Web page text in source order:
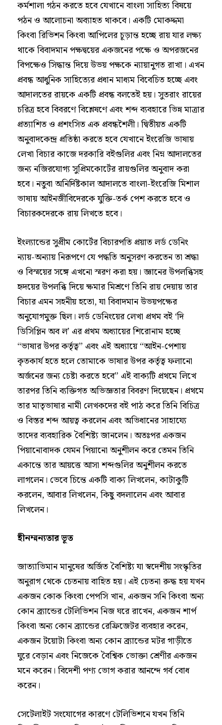
কর্মশালা গঠন করতে হবে যেখানে বাংলা সাহিত্য বিষয়ে
পঠন ও আলোচনা অব্যাহত থাকবে। একটি মোকদ্দমা
কিংবা রিভিশন কিংবা আপিলের চূড়ান্ত হচ্ছে রায় যার লক্ষ্য
থাকে বিবাদমান পক্ষদ্বয়ের একজনের পক্ষে ও অপরজনের
বিপক্ষেও সিদ্ধান্ত দিয়ে উভয় পক্ষকে ন্যায়ানুগত রাখা। এখন
প্রবন্ধ আধুনিক সাহিত্যের প্রধান মাধ্যম বিবেচিত হচ্ছে এবং
আদালতের রায়কে একটি প্রবন্ধ বলতেই হয়। সুতরাং রায়ের
চরিত্র হবে বিবরণে বিশ্লেষণে এবং শব্দ ব্যবহারে ভিন্ন মাত্রার
প্রত্যাশিত ও প্রশংসিত এক প্রবন্ধশৈলী। দ্বিতীয়ত একটি
অনুবাদকেন্দ্র প্রতিষ্ঠা করতে হবে যেখানে ইংরেজি ভাষায়
লেখা বিচার কাজে দরকারি বইগুলির এবং নিম্ন আদালতের
জন্য নজিরযোগ্য সুপ্রিমকোর্টের রায়গুলির অনুবাদ করা
হবে। নতুবা অনির্দিষ্টকাল আদালতে বাংলা-ইংরেজি মিশাল
ভাষায় আইনজীবিদেরকে যুক্তি-তর্ক পেশ করতে হবে ও
বিচারকদেরকে রায় লিখতে হবে।
ইংল্যান্ডের সুপ্রীম কোর্টের বিচারপতি প্রয়াত লর্ড ডেনিং
ন্যায়-অন্যায় নিরূপণে যে পদ্ধতি অনুসরণ করতেন তা শ্রদ্ধা
ও বিস্ময়ের সঙ্গে এখনো স্মরণ করা হয়। জ্ঞানের উপলব্ধিসহ
হৃদয়ের উপলব্ধি দিয়ে ক্ষমার মিশ্রণে তিনি রায় দেয়ায় তার
বিচার এমন সহনীয় হতো, যা বিবাদমান উভয়পক্ষের
অনুযোগমুক্ত ছিল। লর্ড ডেনিংয়ের লেখা প্রথম বই ‘দি
ডিসিপ্লিন অব ল’ এর প্রথম অধ্যায়ের শিরোনাম হচ্ছে
“ভাষার উপর কর্তৃত্ব” এবং এই অধ্যায়ে “আইন-পেশায়
কৃতকার্য হতে হলে তোমাকে ভাষার উপর কর্তৃত্ব ফলানো
অর্জনের জন্য চেষ্টা করতে হবে” এই বাক্যটি প্রথমে লিখে
তারপর তিনি ব্যক্তিগত অভিজ্ঞতার বিবরণ দিয়েছেন। প্রথমে
তার মাতৃভাষার নামী লেখকদের বই পাঠ করে তিনি বিচিত্র
ও বিস্তর শব্দ আয়ত্ব করলেন এবং অভিধানের সাহায্যে
তাদের ব্যবহারিক বৈশিষ্ট্য জানলেন। অতঃপর একজন
পিয়ানোবাদক যেমন পিয়ানো অনুশীলন করে তেমন তিনি
একান্তে তার আয়ত্তে আসা শব্দগুলির অনুশীলন করতে
লাগলেন। ভেবে চিন্তে একটি বাক্য লিখলেন, কাটাকুটি
করলেন, আবার লিখলেন, কিছু বদলালেন এবং আবার
লিখলেন।
হীনম্মন্যতার ভূত
জাত্যাভিমান মানুষের অর্জিত বৈশিষ্ট্য যা স্বদেশীয় সংস্কৃতির
অনুরাগ থেকে চেতনায় বাহিত হয়। এই চেতনা রুদ্ধ হয় যখন
একজন কোক কিংবা পেপসি খান, একজন সনি কিংবা অন্য
কোন ব্র্যান্ডের টেলিভিশন নিজ ঘরে রাখেন, একজন শার্প
কিংবা অন্য কোন ব্র্যান্ডের রেফ্রিজেটর ব্যবহার করেন,
একজন টয়োটা কিংবা অন্য কোন ব্র্যান্ডের মটর গাড়ীতে
ঘুরে বেড়ান এবং নিজেকে বৈশ্বিক ভোক্তা শ্রেণীর একজন
মনে করেন। বিদেশী পণ্য ভোগ করার আনন্দে গর্ব বোধ
করেন।
সেটেলাইট সংযোগের কারণে টেলিভিশনে যখন তিনি